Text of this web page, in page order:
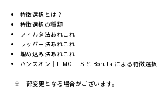
特徴選択とは？
特徴選択の種類
フィルタ法あれこれ
ラッパー法あれこれ
埋め込み法あれこれ
ハンズオン｜ITMO_FS と Boruta による特徴選択
※一部変更となる場合がございます。